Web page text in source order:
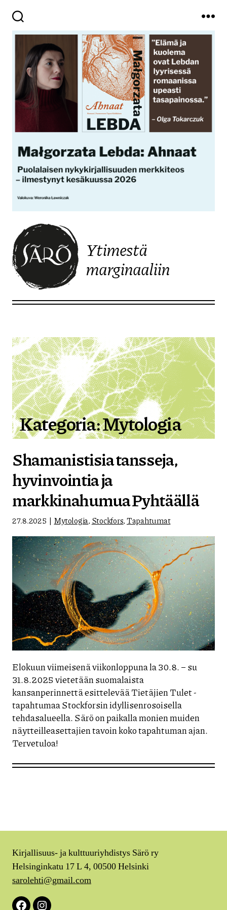
Ytimestä
marginaaliin
Kategoria:Mytologia
Shamanistisia tansseja,
hyvinvointia ja
markkinahumua Pyhtäällä
27.8.2025 Mytologia, Stockfors,Tapahtumat
Elokuun viimeisenä viikonloppuna la 30.8. – su
31.8.2025 vietetään suomalaista
kansanperinnettä esittelevää Tietäjien Tulet -
tapahtumaa Stockforsin idyllisenrosoisella
tehdasalueella. Särö on paikalla monien muiden
näytteilleasettajien tavoin koko tapahtuman ajan.
Tervetuloa!
Kirjallisuus- ja kulttuuriyhdistys Särö ry
Helsinginkatu 17 L 4, 00500 Helsinki
sarolehti@gmail.com